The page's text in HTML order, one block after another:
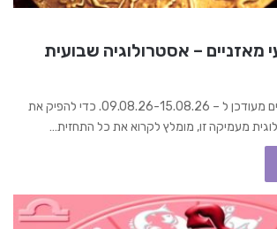
מאזניים – אסטרולוגיה שבועית
הורוסקופ שבועי מאזניים מעודכן ל – 09.08.26-15.08.26. כדי להפיק את
מעמיקה זו, מומלץ לקרוא את כל התחזית…